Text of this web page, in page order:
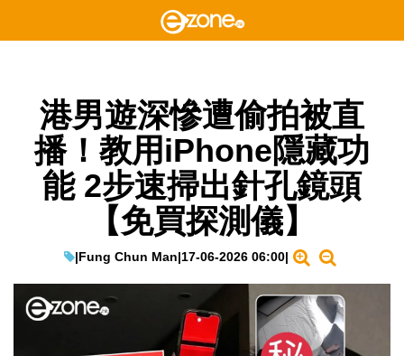
港男遊深慘遭偷拍被直
播！教用iPhone隱藏功
能 2步速掃出針孔鏡頭
【免買探測儀】
|Fung Chun Man|17-06-2026 06:00|